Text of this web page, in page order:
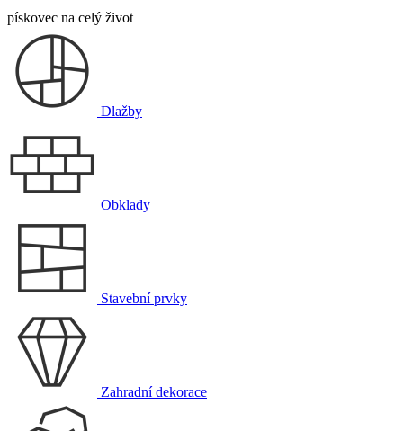
pískovec na celý život
Dlažby
Obklady
Stavební prvky
Zahradní dekorace